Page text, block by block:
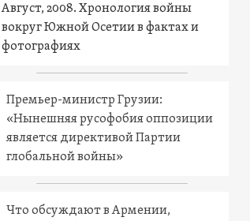
Август, 2008. Хронология войны
вокруг Южной Осетии в фактах и
фотографиях
Премьер-министр Грузии:
«Нынешняя русофобия оппозиции
является директивой Партии
глобальной войны»
Что обсуждают в Армении,